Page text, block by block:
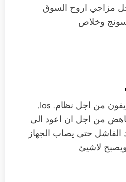
مزاجي اروح السوق
وخلاص
انا اشتريت الايفون من اجل نظام. Ios.
من اجل ان اعود الى
الفاشل حتى يصاب الجهاز
لاشيئ